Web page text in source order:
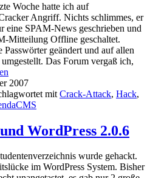
Woche hatte ich auf
Angriff. Nichts schlimmes, er
eine SPAM-News geschrieben und
Mitteilung Offline geschaltet.
geändert und auf allen
Das Forum vergaß ich,
2007
mit Crack-Attack, Hack,
WordPress 2.0.6
wurde gehackt.
im WordPress System. Bisher